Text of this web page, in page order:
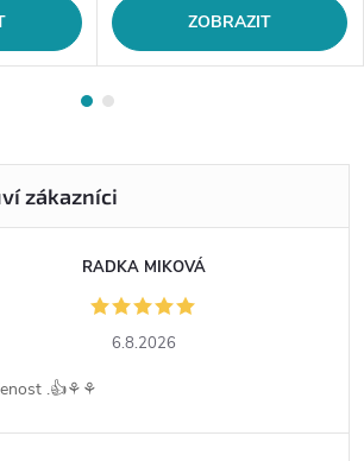
ZOBRAZIT
RADKA MIKOVÁ
6.8.2026
.👍⚘️⚘️